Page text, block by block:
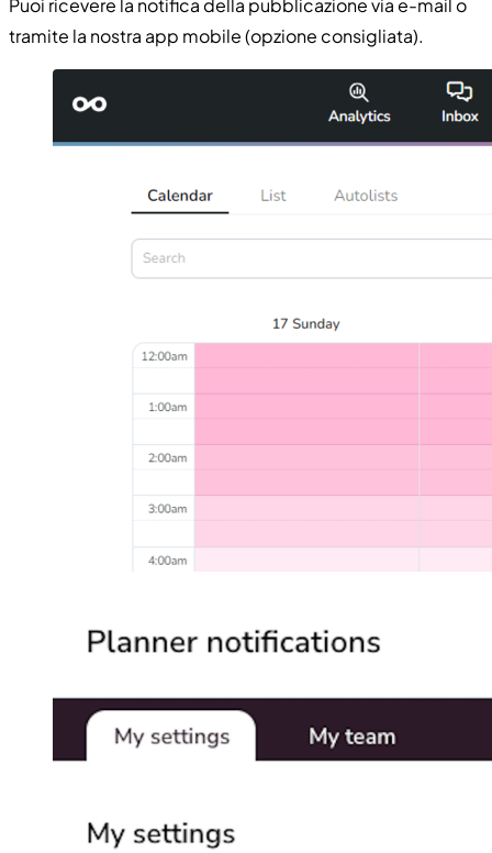
Puoi ricevere la notifica della pubblicazione via e-mail o
tramite la nostra app mobile (opzione consigliata).